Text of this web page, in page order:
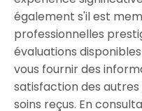
également s'il est
professionnelles
évaluations
vous fournir des
satisfaction des
soins reçus. En